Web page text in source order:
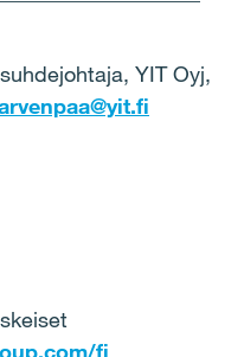
YIT Oyj,
fi